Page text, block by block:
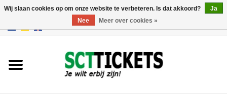
Wij slaan cookies op om onze website te verbeteren. Is dat akkoord?
Ja
Nee
Meer over cookies »